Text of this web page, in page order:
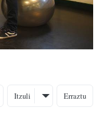
Itzuli Erraztu